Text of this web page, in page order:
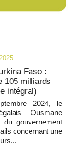
Faso :
105 milliards
intégral)
2024, le
Ousmane
gouvernement
concernant une